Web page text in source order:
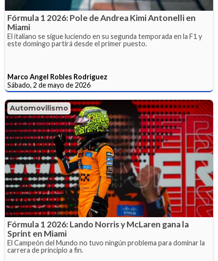
Fórmula 1 2026: Pole de Andrea Kimi Antonelli en
Miami
El italiano se sigue luciendo en su segunda temporada en la F1 y
este domingo partirá desde el primer puesto.
Marco Angel Robles Rodriguez
Sábado, 2 de mayo de 2026
Automovilismo
Fórmula 1 2026: Lando Norris y McLaren gana la
Sprint en Miami
El Campeón del Mundo no tuvo ningún problema para dominar la
carrera de principio a fin.